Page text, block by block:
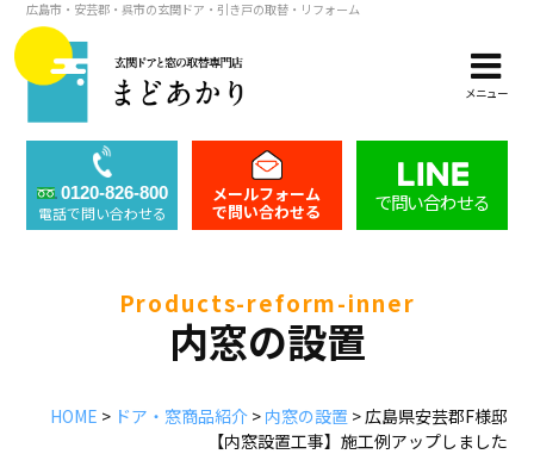
広島市・安芸郡・呉市の玄関ドア・引き戸の取替・リフォーム
メニュー
0120-826-800
電話で問い合わせる
メールフォーム
で問い合わせる で問い合わせる
products-reform-inner
内窓の設置
HOME > ドア・窓商品紹介> 内窓の設置 > 広島県安芸郡F様邸
【内窓設置工事】施工例アップしました